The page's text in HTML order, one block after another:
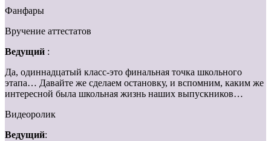
Фанфары
Вручение аттестатов
Ведущий :
Да, одиннадцатый класс-это финальная точка школьного
этапа… Давайте же сделаем остановку, и вспомним, каким же
интересной была школьная жизнь наших выпускников…
Видеоролик
Ведущий: